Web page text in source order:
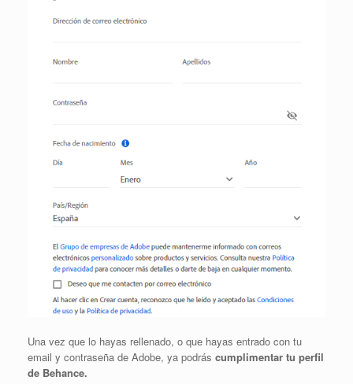
Una vez que lo hayas rellenado, o que hayas entrado con tu
email y contraseña de Adobe, ya podrás cumplimentar tu perfil
de Behance.